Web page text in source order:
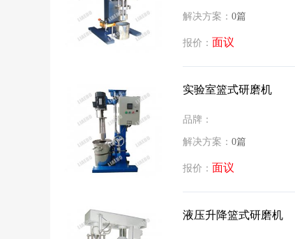
解决方案： 0篇
报价： 面议
实验室篮式研磨机
品牌：
解决方案： 0篇
报价： 面议
液压升降篮式研磨机